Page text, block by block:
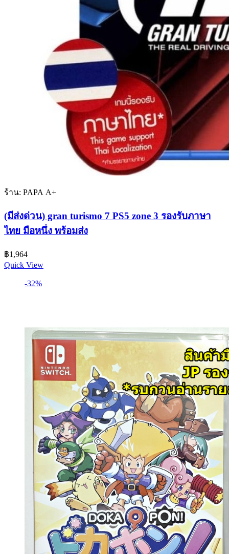
ร้าน: PAPA A+
(มีส่งด่วน) gran turismo 7 PS5 zone 3 รองรับภาษา
ไทย มือหนึ่ง พร้อมส่ง
฿1,964
Quick View
-32%